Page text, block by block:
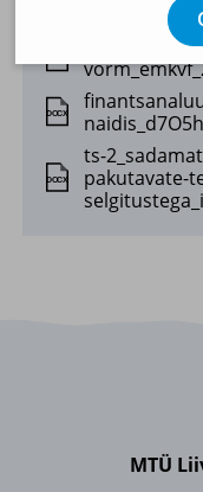
(19.75 kB)
ehituse-
DOCX
DOCX
ts-
pakutavate-
MTÜ
Kasutame
toimimiseks.
küpsised.
Olen nõus
näiteks